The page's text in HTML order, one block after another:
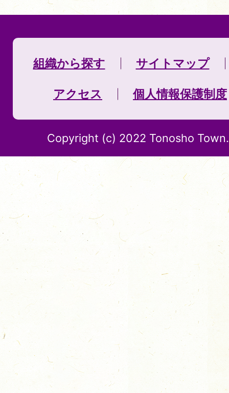
組織から探す サイトマップ
アクセス 個人情報保護制度
Copyright (c) 2022 Tonosho